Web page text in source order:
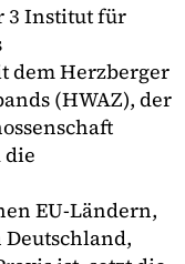
3 Institut für
dem Herzberger
(HWAZ), der
die
EU-Ländern,
Deutschland,